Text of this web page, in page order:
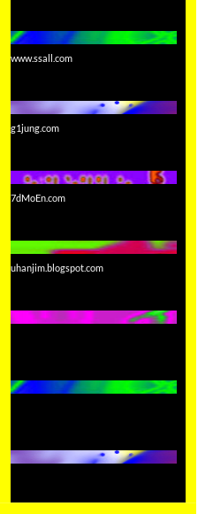
www.ssall.com
g1jung.com
7dMoEn.com
uhanjim.blogspot.com